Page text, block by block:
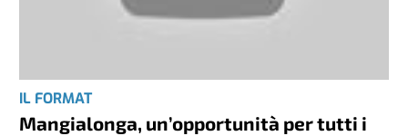
IL FORMAT
Mangialonga, un’opportunità per tutti i